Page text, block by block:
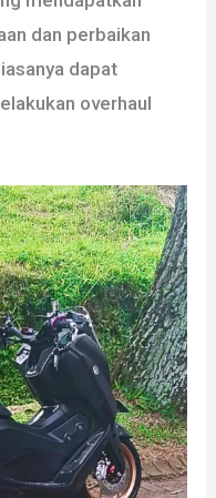
dan perbaikan
dapat
overhaul